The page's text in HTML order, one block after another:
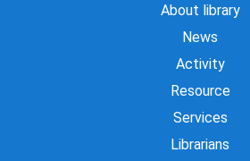
About library
News
Activity
Resource
Services
Librarians